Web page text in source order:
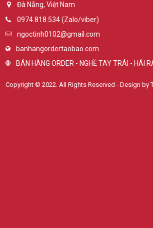
Đà Nẵng, Việt Nam
0974.818.534 (Zalo/viber)
ngoctinh0102@gmail.com
banhangordertaobao.com
BÁN HÀNG ORDER - NGHỀ TAY TRÁI - HÁI
Copyright © 2022. All Rights Reserved - Design by